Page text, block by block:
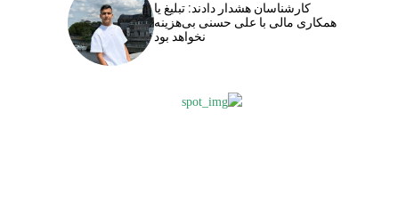
کارشناسان هشدار دادند: تبلیغ یا
همکاری مالی با علی حسنی بی‌هزینه
نخواهد بود